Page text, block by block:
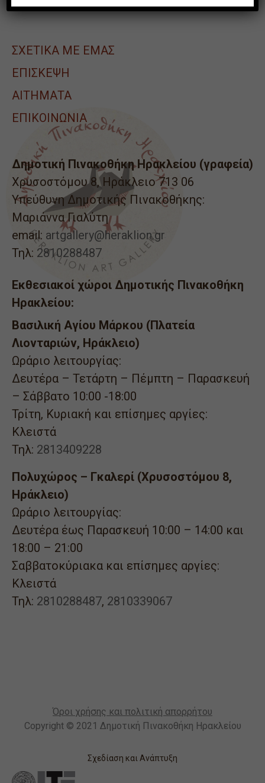
ΣΧΕΤΙΚΑ ΜΕ ΕΜΑΣ
ΕΠΙΣΚΕΨΗ
ΑΙΤΉΜΑΤΑ
ΕΠΙΚΟΙΝΩΝΙΑ
Δημοτική Πινακοθήκη Ηρακλείου (γραφεία)
Χρυσοστόμου 8, Ηράκλειο 713 06
Υπεύθυνη Δημοτικής Πινακοθήκης:
Μαριάννα Γιαλύτη
email: artgallery@heraklion.gr
Τηλ: 2810288487
Εκθεσιακοί χώροι Δημοτικής Πινακοθήκη
Ηρακλείου:
Βασιλική Αγίου Μάρκου (Πλατεία
Λιονταριών, Ηράκλειο)
Ωράριο λειτουργίας:
Δευτέρα – Τετάρτη – Πέμπτη – Παρασκευή
– Σάββατο 10:00 -18:00
Τρίτη, Κυριακή και επίσημες αργίες:
Κλειστά
Τηλ: 2813409228
Πολυχώρος – Γκαλερί (Χρυσοστόμου 8,
Ηράκλειο)
Ωράριο λειτουργίας:
Δευτέρα έως Παρασκευή 10:00 – 14:00 και
18:00 – 21:00
Σαββατοκύριακα και επίσημες αργίες:
Κλειστά
Τηλ: 2810288487, 2810339067
Όροι χρήσης και πολιτική απορρήτου
Copyright © 2021 Δημοτική Πινακοθήκη Ηρακλείου
Σχεδίαση και Ανάπτυξη